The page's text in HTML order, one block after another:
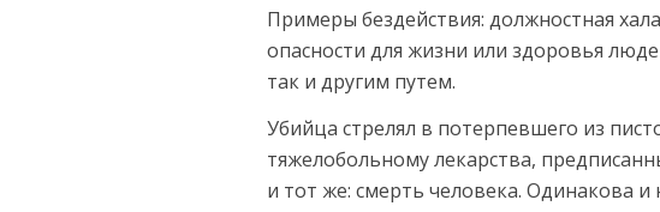
Примеры бездействия: должностная
опасно­сти для жизни или здоровья
так и другим путем.
Убийца стрелял в потерпевше­го из
тяжелобольному лекарства,
и тот же: смерть человека. Одинакова и